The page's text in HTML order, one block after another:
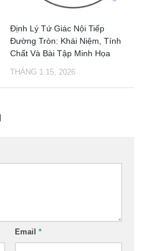
Định Lý Tứ Giác Nội Tiếp
Đường Tròn: Khái Niệm, Tính
Chất Và Bài Tập Minh Họa
THÁNG 1 15, 2026
Email *